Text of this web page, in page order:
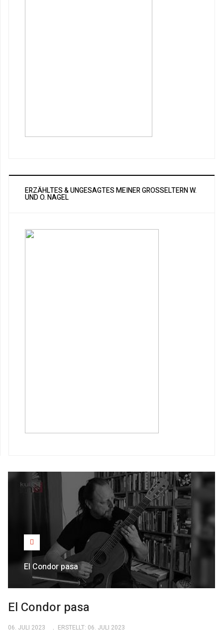
ERZÄHLTES & UNGESAGTES MEINER GROSSELTERN W. U
ND O. NAGEL
El Condor pasa
El Condor pasa
06. JULI 2023 ERSTELLT: 06. JULI 2023